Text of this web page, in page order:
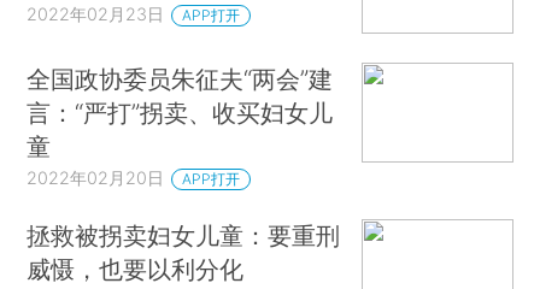
2022年02月23日 APP打开
全国政协委员朱征夫“两会”建
言：“严打”拐卖、收买妇女儿
童
2022年02月20日 APP打开
拯救被拐卖妇女儿童：要重刑
威慑，也要以利分化